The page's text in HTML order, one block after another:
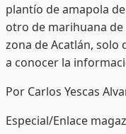
plantío de amapola
otro de marihuana de
zona de Acatlán, solo
a conocer la
Por Carlos Yescas
Especial/Enlace